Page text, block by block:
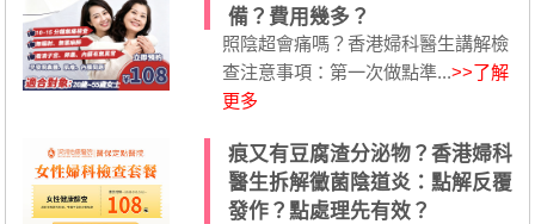
備？費用幾多？
照陰超會痛嗎？香港婦科醫生講解檢
查注意事項：第一次做點準...>>了解
更多
痕又有豆腐渣分泌物？香港婦科
醫生拆解黴菌陰道炎：點解反覆
發作？點處理先有效？